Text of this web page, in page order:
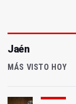
Jaén
MÁS VISTO HOY